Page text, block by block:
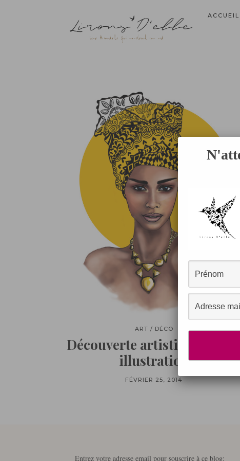
ACCUEIL
ART / DÉCO
Découverte artistique#Colie
illustration
FÉVRIER 25, 2014
Entrez votre adresse email pour souscrire à ce blog: